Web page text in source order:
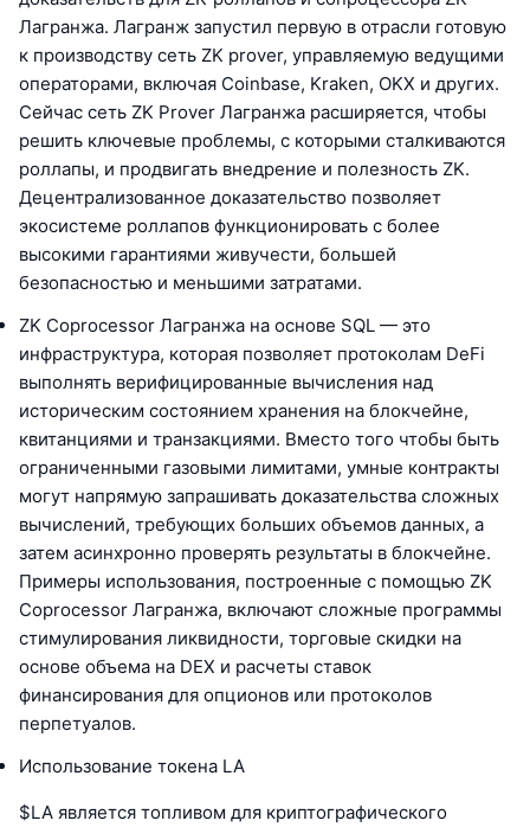
Лагранжа. Лагранж запустил первую в отрасли готовую
к производству сеть ZK prover, управляемую ведущими
операторами, включая Coinbase, Kraken, OKX и других.
Сейчас сеть ZK Prover Лагранжа расширяется, чтобы
решить ключевые проблемы, с которыми сталкиваются
роллапы, и продвигать внедрение и полезность ZK.
Децентрализованное доказательство позволяет
экосистеме роллапов функционировать с более
высокими гарантиями живучести, большей
безопасностью и меньшими затратами.
ZK Coprocessor Лагранжа на основе SQL — это
инфраструктура, которая позволяет протоколам DeFi
выполнять верифицированные вычисления над
историческим состоянием хранения на блокчейне,
квитанциями и транзакциями. Вместо того чтобы быть
ограниченными газовыми лимитами, умные контракты
могут напрямую запрашивать доказательства сложных
вычислений, требующих больших объемов данных, а
затем асинхронно проверять результаты в блокчейне.
Примеры использования, построенные с помощью ZK
Coprocessor Лагранжа, включают сложные программы
стимулирования ликвидности, торговые скидки на
основе объема на DEX и расчеты ставок
финансирования для опционов или протоколов
перпетуалов.
Использование токена LA
$LA является топливом для криптографического